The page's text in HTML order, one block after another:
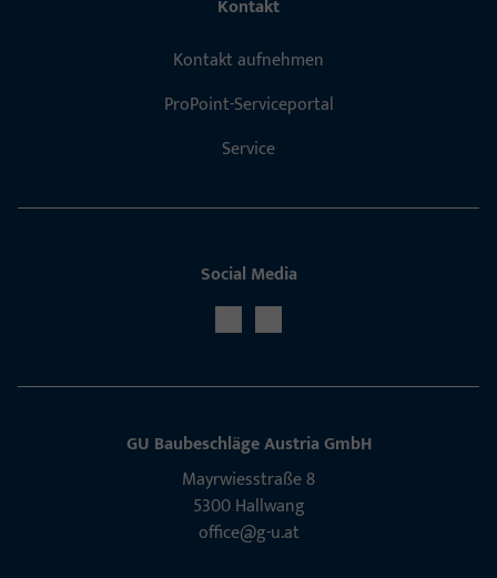
Kontakt
Kontakt aufnehmen
ProPoint-Serviceportal
Service
Social Media
GU Baubeschläge Aus­tria GmbH
Mayrwies­straße 8
5300 Hall­wang
office@g-u.at